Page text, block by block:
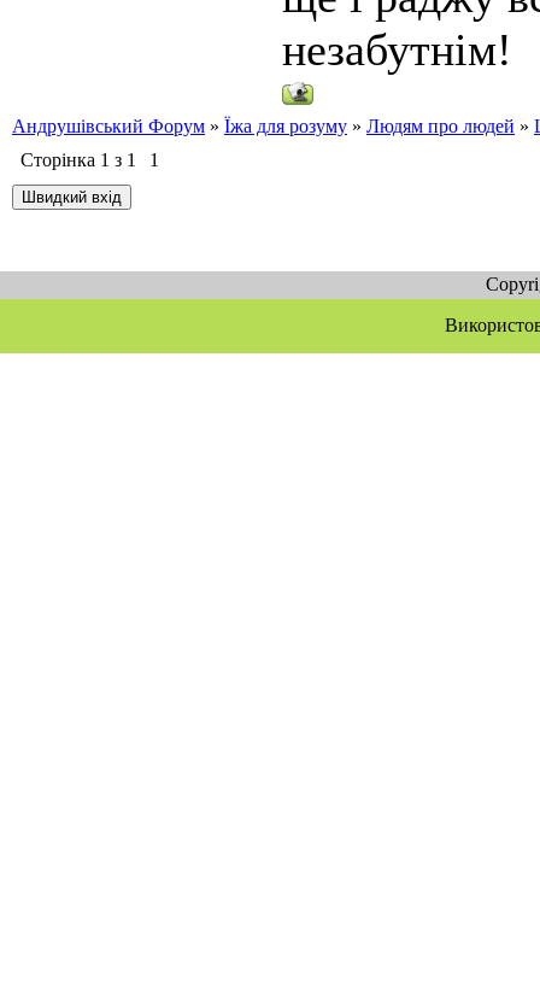
незабутнім!
Андрушівський Форум » Їжа для розуму » Людям про людей »
Сторінка 1 з 1 1